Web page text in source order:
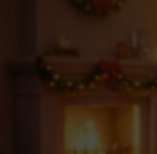
4DDiG File Repair
Windows Backup
Windows 문제를 몇 분 내 해결
Mac Boot Genius